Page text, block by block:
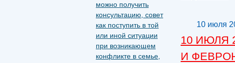
10 июля
10 ИЮЛЯ
И